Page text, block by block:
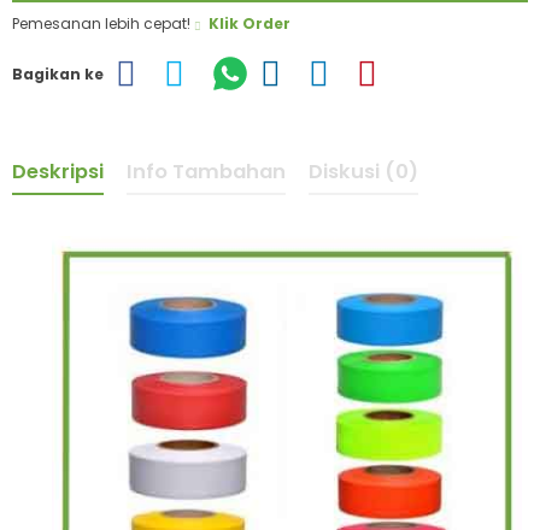
Pemesanan lebih cepat! Klik Order
Bagikan ke
Deskripsi Info Tambahan Diskusi (0)